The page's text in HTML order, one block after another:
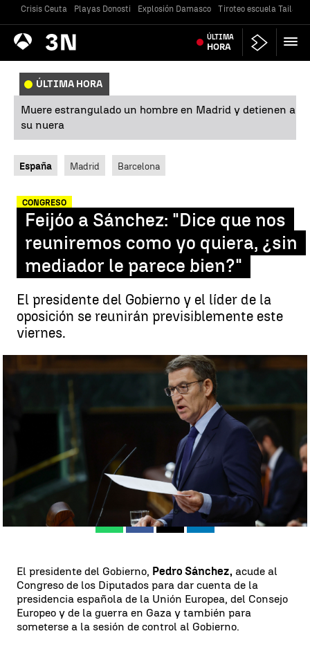
Crisis Ceuta Playas Donosti Explosión Damasco Tiroteo escuela
Antena
3 Noticias ÚLTIMA
HORA
ÚLTIMA HORA
Muere estrangulado un hombre en Madrid y detienen a
su nuera
España Madrid Barcelona
CONGRESO
Feijóo a Sánchez: "Dice que nos
reuniremos como yo quiera, ¿sin
mediador le parece bien?"
El presidente del Gobierno y el líder de la
oposición se reunirán previsiblemente este
viernes.
Intervención de Feijóo en el Congreso |EFE
Rosario Miñano
Actualizado:20 de diciembre de 2023, 13:34
Publicado:20 de diciembre de 2023, 10:33
WhatsappFacebook
X Linkedin
El presidente del Gobierno, Pedro Sánchez, acude al
Congreso de los Diputados para dar cuenta de la
presidencia española de la Unión Europea, del Consejo
Europeo y de la guerra en Gaza y también para
someterse a la sesión de control al Gobierno.